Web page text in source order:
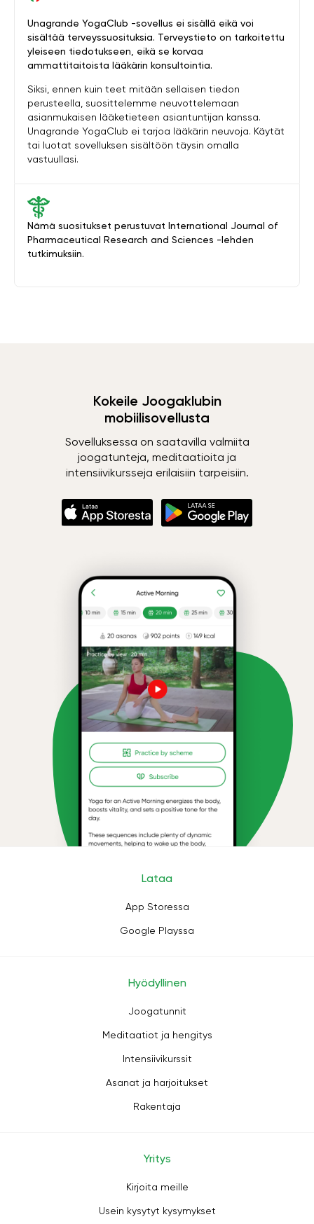
Nämä suositukset perustuvat International Journal of
Pharmaceutical Research and Sciences -lehden
tutkimuksiin.
Unagrande YogaClub -sovellus ei sisällä eikä voi
sisältää terveyssuosituksia. Terveystieto on tarkoitettu
yleiseen tiedotukseen, eikä se korvaa
ammattitaitoista lääkärin konsultointia.
Siksi, ennen kuin teet mitään sellaisen tiedon
perusteella, suosittelemme neuvottelemaan
asianmukaisen lääketieteen asiantuntijan kanssa.
Unagrande YogaClub ei tarjoa lääkärin neuvoja. Käytät
tai luotat sovelluksen sisältöön täysin omalla
vastuullasi.
Kokeile Joogaklubin
mobiilisovellusta
Sovelluksessa on saatavilla valmiita
joogatunteja, meditaatioita ja
intensiivikursseja erilaisiin tarpeisiin.
Lataa
App Storessa
Google Playssa
Hyödyllinen
Joogatunnit
Meditaatiot ja hengitys
Intensiivikurssit
Asanat ja harjoitukset
Rakentaja
Yritys
Kirjoita meille
Usein kysytyt kysymykset